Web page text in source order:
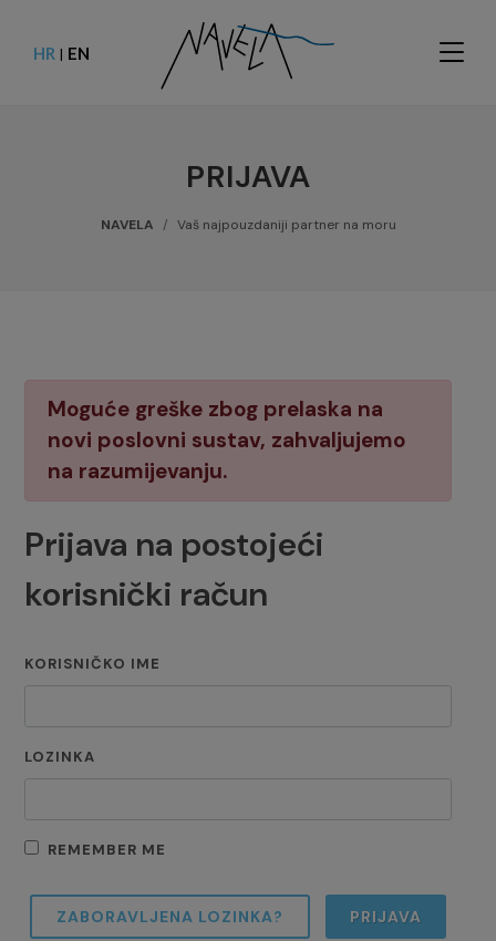
HR | EN
PRIJAVA
NAVELA Vaš najpouzdaniji partner na moru
Moguće greške zbog prelaska na
novi poslovni sustav, zahvaljujemo
na razumijevanju.
Prijava na postojeći
korisnički račun
KORISNIČKO IME
LOZINKA
REMEMBER ME
ZABORAVLJENA LOZINKA? PRIJAVA